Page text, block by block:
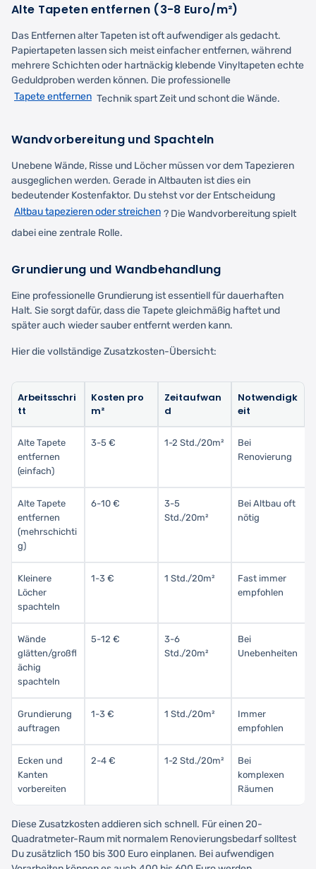
Alte Tapeten entfernen (3-8 Euro/m²)
Das Entfernen alter Tapeten ist oft aufwendiger als gedacht.
Papiertapeten lassen sich meist einfacher entfernen, während
mehrere Schichten oder hartnäckig klebende Vinyltapeten echte
Geduldproben werden können. Die professionelle
Tapete entfernen Technik spart Zeit und schont die Wände.
Wandvorbereitung und Spachteln
Unebene Wände, Risse und Löcher müssen vor dem Tapezieren
ausgeglichen werden. Gerade in Altbauten ist dies ein
bedeutender Kostenfaktor. Du stehst vor der Entscheidung
Altbau tapezieren oder streichen ? Die Wandvorbereitung spielt
dabei eine zentrale Rolle.
Grundierung und Wandbehandlung
Eine professionelle Grundierung ist essentiell für dauerhaften
Halt. Sie sorgt dafür, dass die Tapete gleichmäßig haftet und
später auch wieder sauber entfernt werden kann.
Hier die vollständige Zusatzkosten-Übersicht:
Arbeitsschri
tt
Kosten pro
m²
Zeitaufwan
d
Notwendigk
eit
Alte Tapete
entfernen
(einfach)
3-5 € 1-2 Std./20m²
Bei
Renovierung
Alte Tapete
entfernen
(mehrschichti
g)
6-10 €
3-5
Std./20m²
Bei Altbau oft
nötig
Kleinere
Löcher
spachteln
1-3 € 1 Std./20m²
Fast immer
empfohlen
Wände
glätten/großfl
ächig
spachteln
5-12 €
3-6
Std./20m²
Bei
Unebenheiten
Grundierung
auftragen
1-3 € 1 Std./20m²
Immer
empfohlen
Ecken und
Kanten
vorbereiten
2-4 € 1-2 Std./20m²
Bei
komplexen
Räumen
Diese Zusatzkosten addieren sich schnell. Für einen 20-
Quadratmeter-Raum mit normalem Renovierungsbedarf solltest
Du zusätzlich 150 bis 300 Euro einplanen. Bei aufwendigen